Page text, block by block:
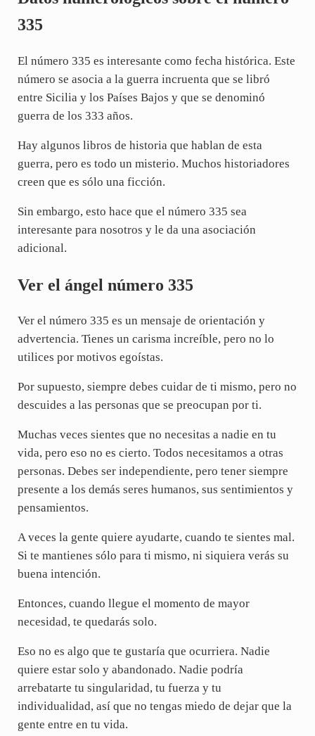
335
El número 335 es interesante como fecha histórica. Este
número se asocia a la guerra incruenta que se libró
entre Sicilia y los Países Bajos y que se denominó
guerra de los 333 años.
Hay algunos libros de historia que hablan de esta
guerra, pero es todo un misterio. Muchos historiadores
creen que es sólo una ficción.
Sin embargo, esto hace que el número 335 sea
interesante para nosotros y le da una asociación
adicional.
Ver el ángel número 335
Ver el número 335 es un mensaje de orientación y
advertencia. Tienes un carisma increíble, pero no lo
utilices por motivos egoístas.
Por supuesto, siempre debes cuidar de ti mismo, pero no
descuides a las personas que se preocupan por ti.
Muchas veces sientes que no necesitas a nadie en tu
vida, pero eso no es cierto. Todos necesitamos a otras
personas. Debes ser independiente, pero tener siempre
presente a los demás seres humanos, sus sentimientos y
pensamientos.
A veces la gente quiere ayudarte, cuando te sientes mal.
Si te mantienes sólo para ti mismo, ni siquiera verás su
buena intención.
Entonces, cuando llegue el momento de mayor
necesidad, te quedarás solo.
Eso no es algo que te gustaría que ocurriera. Nadie
quiere estar solo y abandonado. Nadie podría
arrebatarte tu singularidad, tu fuerza y tu
individualidad, así que no tengas miedo de dejar que la
gente entre en tu vida.